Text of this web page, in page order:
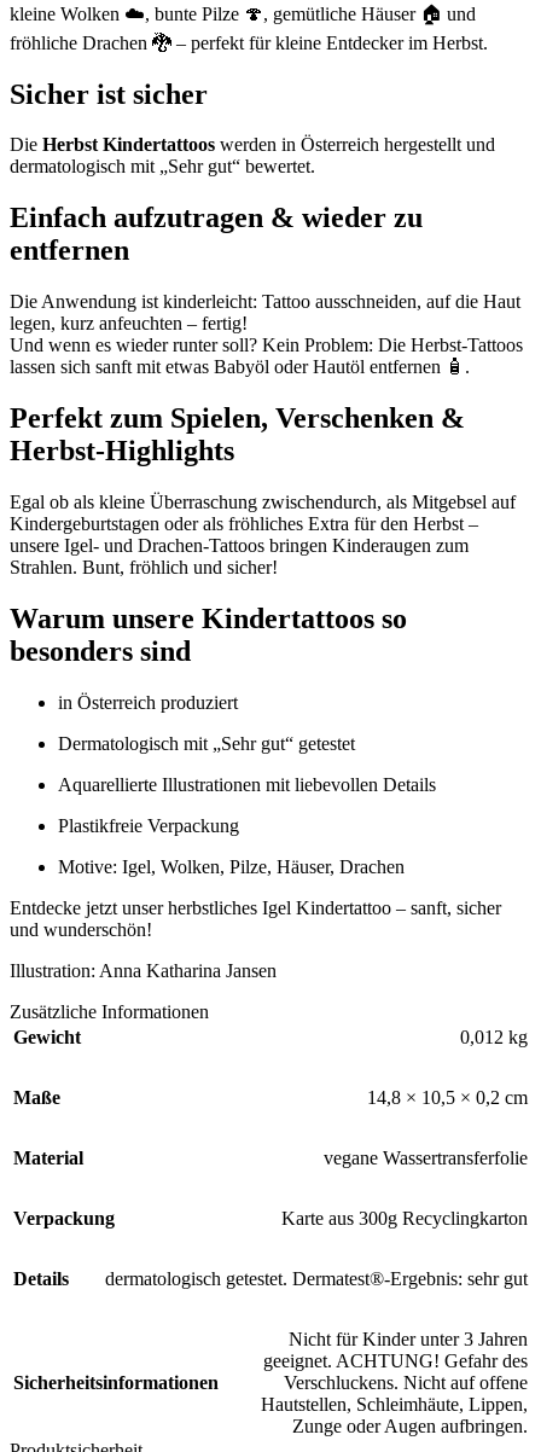
kleine Wolken ☁️, bunte Pilze 🍄, gemütliche Häuser 🏠 und
fröhliche Drachen 🐉 – perfekt für kleine Entdecker im Herbst.
Sicher ist sicher
Die Herbst Kindertattoos werden in Österreich hergestellt und
dermatologisch mit „Sehr gut“ bewertet.
Einfach aufzutragen & wieder zu
entfernen
Die Anwendung ist kinderleicht: Tattoo ausschneiden, auf die Haut
legen, kurz anfeuchten – fertig!
Und wenn es wieder runter soll? Kein Problem: Die Herbst-Tattoos
lassen sich sanft mit etwas Babyöl oder Hautöl entfernen 🧴.
Perfekt zum Spielen, Verschenken &
Herbst-Highlights
Egal ob als kleine Überraschung zwischendurch, als Mitgebsel auf
Kindergeburtstagen oder als fröhliches Extra für den Herbst –
unsere Igel- und Drachen-Tattoos bringen Kinderaugen zum
Strahlen. Bunt, fröhlich und sicher!
Warum unsere Kindertattoos so
besonders sind
in Österreich produziert
Dermatologisch mit „Sehr gut“ getestet
Aquarellierte Illustrationen mit liebevollen Details
Plastikfreie Verpackung
Motive: Igel, Wolken, Pilze, Häuser, Drachen
Entdecke jetzt unser herbstliches Igel Kindertattoo – sanft, sicher
und wunderschön!
Illustration: Anna Katharina Jansen
Zusätzliche Informationen
Gewicht
0,012 kg
Maße 14,8 × 10,5 × 0,2 cm
Material vegane Wassertransferfolie
Verpackung Karte aus 300g Recyclingkarton
Details dermatologisch getestet. Dermatest®-Ergebnis: sehr gut
Sicherheitsinformationen
Nicht für Kinder unter 3 Jahren
geeignet. ACHTUNG! Gefahr des
Verschluckens. Nicht auf offene
Hautstellen, Schleimhäute, Lippen,
Zunge oder Augen aufbringen.